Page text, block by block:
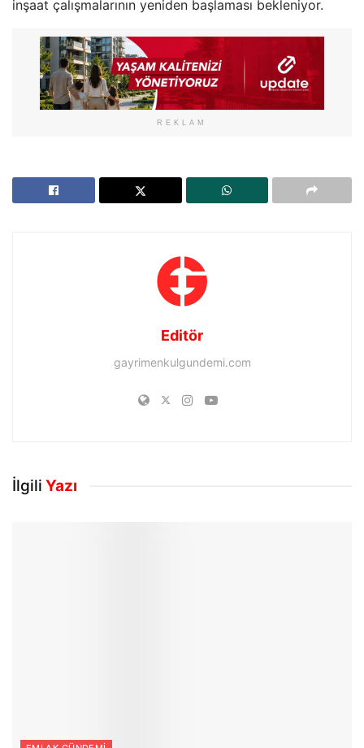
inşaat çalışmalarının yeniden başlaması bekleniyor.
REKLAM
Editör
gayrimenkulgundemi.com
İlgili Yazı